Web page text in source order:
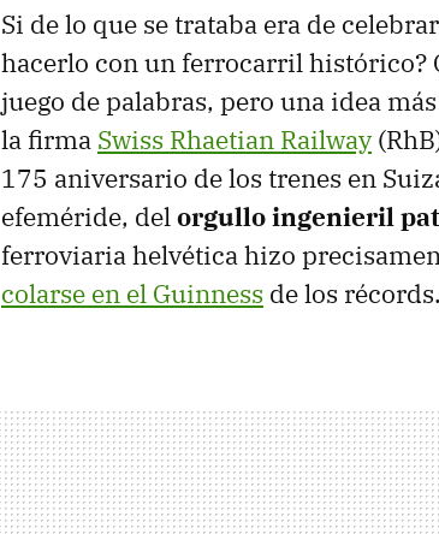
Si de lo que se trataba era de
hacerlo con un ferrocarril histórico?
juego de palabras, pero una idea
la firma Swiss Rhaetian Railway
175 aniversario de los trenes en
efeméride, delorgullo ingenieril
ferroviaria helvética hizo
colarse en el Guinness de los récords.